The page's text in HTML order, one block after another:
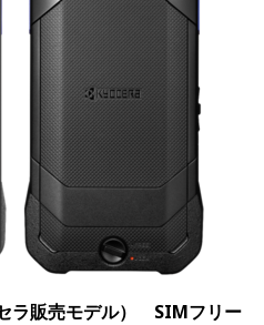
ラ販売モデル） SIMフリー